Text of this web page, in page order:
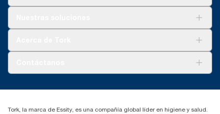
91 657 84 00
Tork, la marca de Essity, es una compañía global líder en higiene y salud.